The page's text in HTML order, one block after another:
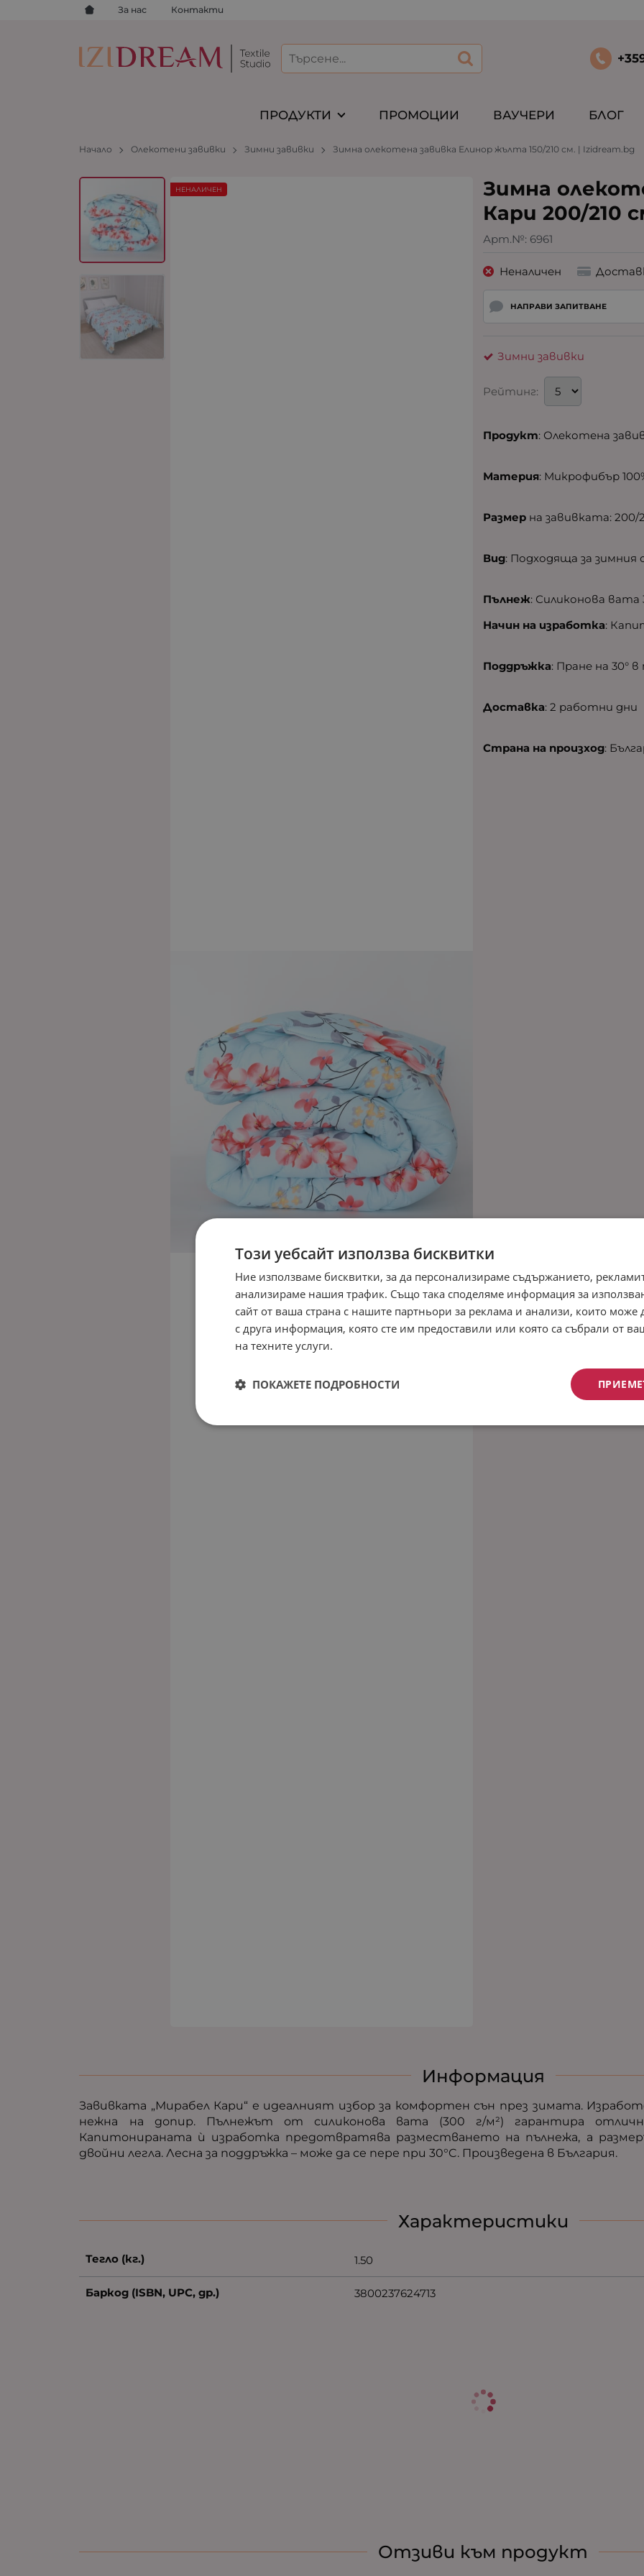
За нас Контакти
ПРОДУКТИ ПРОМОЦИИ ВАУЧЕРИ БЛОГ
Начало Олекотени завивки Зимни завивки Зимна олекотена завивка Елинор жълта 150/210 см. | Izidream.bg
Зимна
Кари 200/210
Арт.№: 6961
НЕНАЛИЧЕН
Неналичен
НАПРАВИ ЗАПИТВАНЕ
Зимни завивки
Рейтинг:
Продукт: Олекотена
Материя: Микрофибър
Размер на завивката: 200/
Вид: Подходяща за зимния
Пълнеж: Силиконова вата
Начин на изработка:
Поддръжка: Пране на 30° в
Доставка: 2 работни дни
Страна на произход:
Информация
Завивката „Мирабел Кари“ е идеалният избор за комфортен сън през зимата.
нежна на допир. Пълнежът от силиконова вата (300 г/м²) гарантира
Капитонираната ѝ изработка предотвратява разместването на пълнежа, а
двойни легла. Лесна за поддръжка – може да се пере при 30°C. Произведена в България.
Характеристики
Тегло (кг.) 1.50
Баркод (ISBN, UPC, др.) 3800237624713
Отзиви към продукт
Този уебсайт използва бисквитки
Ние използваме бисквитки, за да персонализираме съдържанието,
анализираме нашия трафик. Също така споделяме информация за
сайт от ваша страна с нашите партньори за реклама и анализи, които може
с друга информация, която сте им предоставили или която са събрали от
на техните услуги.
ПОКАЖЕТЕ ПОДРОБНОСТИ